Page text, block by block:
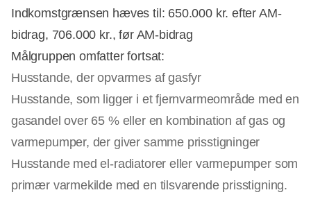
Indkomstgrænsen hæves til: 650.000 kr. efter AM-
bidrag, 706.000 kr., før AM-bidrag
Målgruppen omfatter fortsat:
Husstande, der opvarmes af gasfyr
Husstande, som ligger i et fjernvarmeområde med en
gasandel over 65 % eller en kombination af gas og
varmepumper, der giver samme prisstigninger
Husstande med el-radiatorer eller varmepumper som
primær varmekilde med en tilsvarende prisstigning.